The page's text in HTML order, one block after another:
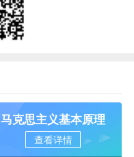
马克思主义基本原理
查看详情